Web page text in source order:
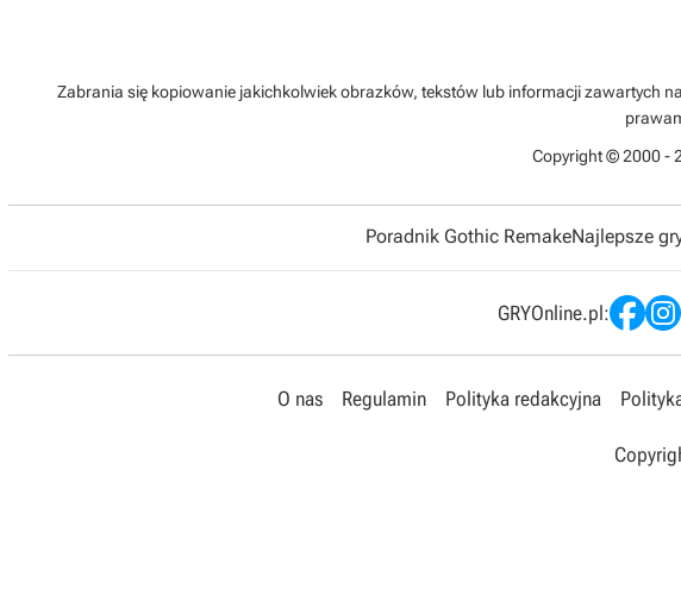
Zabrania się kopiowanie jakichkolwiek obrazków, tekstów lub informacji zawartych
Copyright © 2000 -
Poradnik Gothic RemakeNajlepsze
GRYOnline.pl:
O nas Regulamin Polityka redakcyjna